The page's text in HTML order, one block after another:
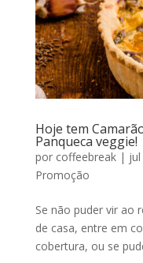
Hoje tem
Panqueca veggie!
por coffeebreak| jul
Promoção
Se não puder vir ao
de casa, entre em
cobertura, ou se